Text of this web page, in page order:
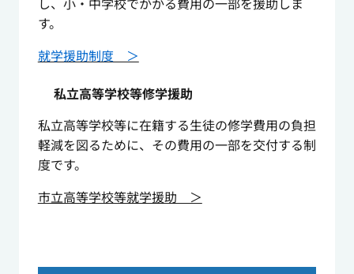
す。
就学援助制度 ＞
私立高等学校等修学援助
私立高等学校等に在籍する生徒の修学費用の負担
軽減を図るために、その費用の一部を交付する制
度です。
市立高等学校等就学援助 ＞